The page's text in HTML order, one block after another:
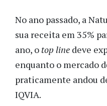
No ano passado, a
sua receita em 35%
ano, o top line deve
enquanto o mercado
praticamente andou
IQVIA.